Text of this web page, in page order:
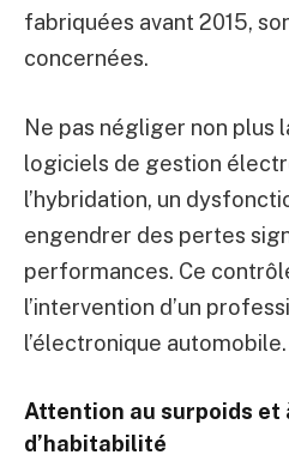
fabriquées avant 2015,
concernées.
Ne pas négliger non plus
logiciels de gestion
l’hybridation, un
engendrer des pertes
performances. Ce
l’intervention d’un
l’électronique automobile.
Attention au surpoids et
d’habitabilité